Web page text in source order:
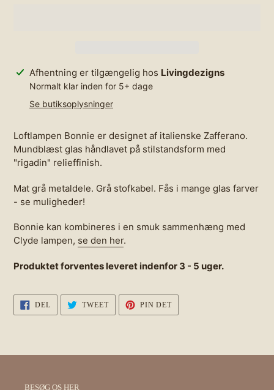
Lægger
produkt
Afhentning er tilgængelig hos Livingdezigns
Normalt klar inden for 5+ dage
Se butiksoplysninger
Loftlampen Bonnie er designet af italienske Zafferano.
Mundblæst glas håndlavet på stilstandsform med
"rigadin" relieffinish.
Mat grå metaldele. Grå stofkabel. Fås i mange glas farver
- se muligheder!
Bonnie kan kombineres i en smuk sammenhæng med
Clyde lampen, se den her.
Produktet forventes leveret indenfor 3 - 5 uger.
DEL
PÅ
FACEBOOK
TWEETTWEET
TWITTER
PIN DETPIN
PINTEREST
BESØG OS HER